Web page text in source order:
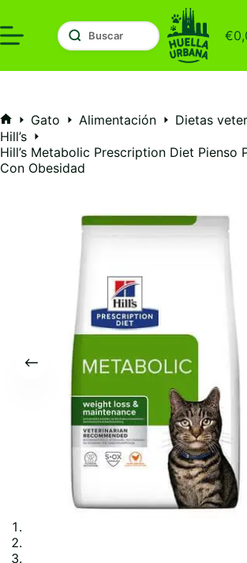
al
contenido
€
Inicio
Gato Alimentación
Dietas
Hill’s
Hill’s Metabolic Prescription Diet Pienso
Con Obesidad